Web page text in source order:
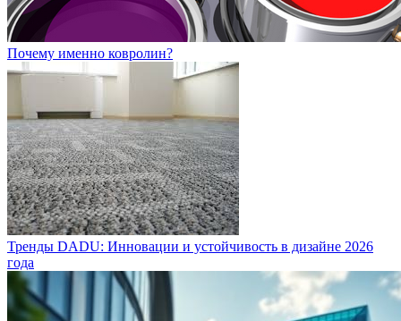
Почему именно ковролин?
Тренды DADU: Инновации и устойчивость в дизайне 2026
года